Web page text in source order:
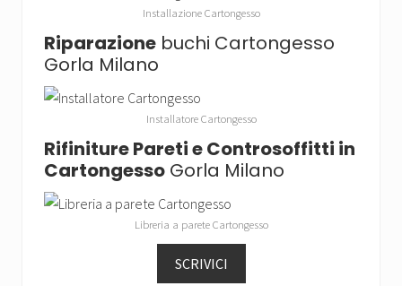
Installazione Cartongesso
Riparazione buchi Cartongesso
Gorla Milano
Installatore Cartongesso
Rifiniture Pareti e Controsoffitti in
Cartongesso Gorla Milano
Libreria a parete Cartongesso
SCRIVICI